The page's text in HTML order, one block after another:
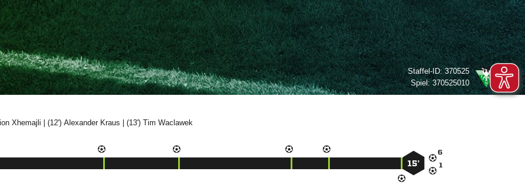
Staffel-ID:370525
Spiel:370525010
 | (12')  | (13')  


15’